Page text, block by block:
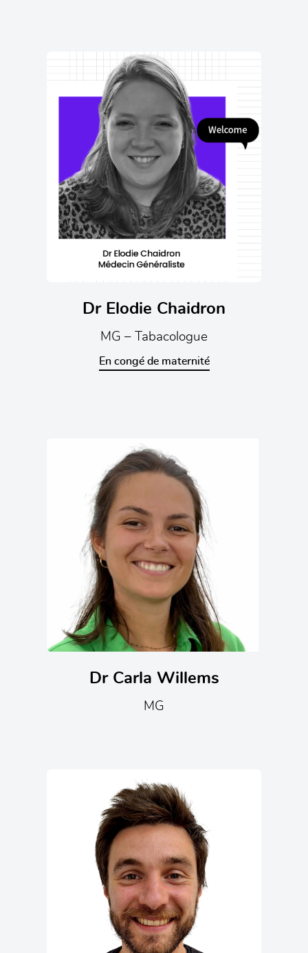
Dr Elodie Chaidron
MG – Tabacologue
En congé de maternité
Dr Carla Willems
MG